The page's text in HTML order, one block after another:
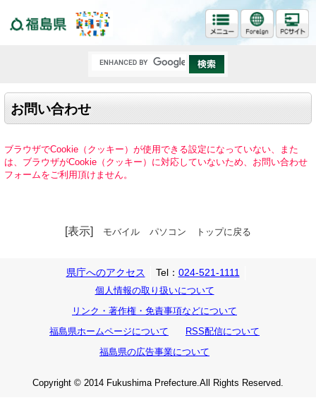
お問い合わせ
ブラウザでCookie（クッキー）が使用できる設定になっていない、また
は、ブラウザがCookie（クッキー）に対応していないため、お問い合わせ
フォームをご利用頂けません。
[表示] モバイル パソコン トップに戻る
県庁へのアクセス Tel： 024-521-1111
個人情報の取り扱いについて
リンク・著作権・免責事項などについて
福島県ホームページについて
RSS配信について
福島県の広告事業について
Copyright © 2014 Fukushima Prefecture.All Rights Reserved.